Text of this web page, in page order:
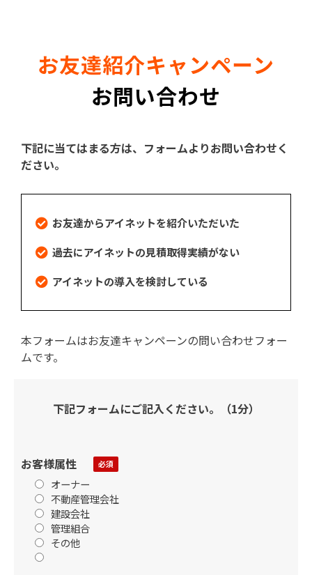
お友達紹介キャンペーン
お問い合わせ
下記に当てはまる方は、フォームよりお問い合わせく
ださい。
お友達からアイネットを紹介いただいた
過去にアイネットの見積取得実績がない
アイネットの導入を検討している
本フォームはお友達キャンペーンの問い合わせフォー
ムです。
下記フォームにご記入ください。（1分）
お客様属性
オーナー
不動産管理会社
建設会社
管理組合
その他